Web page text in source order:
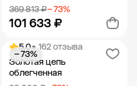
369 813 ₽− 73%
101 633 ₽
Добавить в корзину
5.0• 162 отзыва
Золотая цепь
облегченная
− 73%